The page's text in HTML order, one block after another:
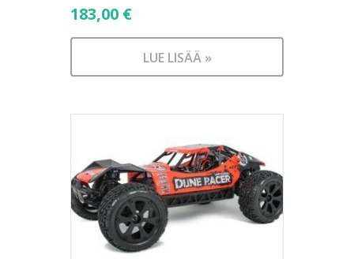
183,00 €
LUE LISÄÄ »